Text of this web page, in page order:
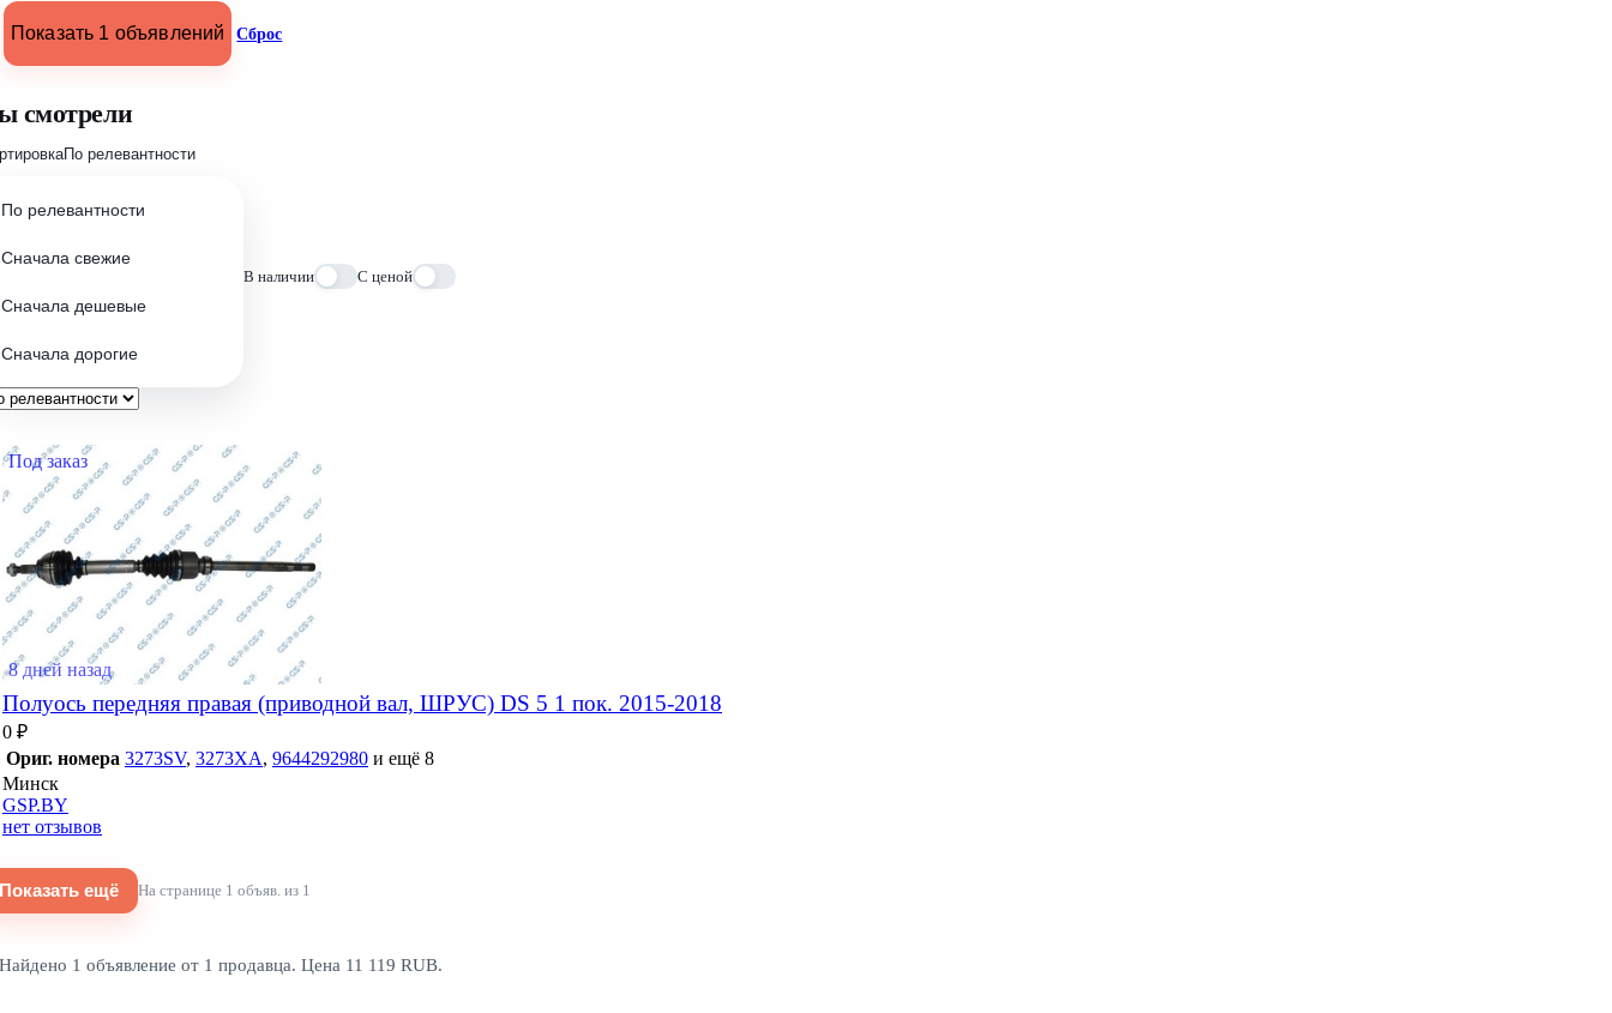
Показать 1 объявлений Сброс
смотрели
По релевантности
По релевантности
Сначала свежие
Сначала дешевые
Сначала дорогие
В наличии С ценой
8 дней назад
Под заказ
Полуось передняя правая (приводной вал, ШРУС) DS 5 1 пок. 2015-2018
0 ₽
Ориг. номера 3273SV, 3273XA, 9644292980 и ещё 8
Минск
GSP.BY
нет отзывов
Показать ещё На странице 1 объяв. из 1
Найдено 1 объявление от 1 продавца. Цена 11 119 RUB.